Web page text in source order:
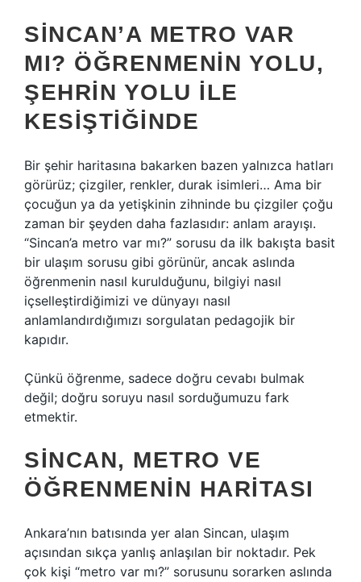
SINCAN’A METRO VAR
MI? ÖĞRENMENIN YOLU,
ŞEHRIN YOLU ILE
KESIŞTIĞINDE
Bir şehir haritasına bakarken bazen yalnızca hatları
görürüz; çizgiler, renkler, durak isimleri… Ama bir
çocuğun ya da yetişkinin zihninde bu çizgiler çoğu
zaman bir şeyden daha fazlasıdır: anlam arayışı.
“Sincan’a metro var mı?” sorusu da ilk bakışta basit
bir ulaşım sorusu gibi görünür, ancak aslında
öğrenmenin nasıl kurulduğunu, bilgiyi nasıl
içselleştirdiğimizi ve dünyayı nasıl
anlamlandırdığımızı sorgulatan pedagojik bir
kapıdır.
Çünkü öğrenme, sadece doğru cevabı bulmak
değil; doğru soruyu nasıl sorduğumuzu fark
etmektir.
SINCAN, METRO VE
ÖĞRENMENIN HARITASI
Ankara’nın batısında yer alan Sincan, ulaşım
açısından sıkça yanlış anlaşılan bir noktadır. Pek
çok kişi “metro var mı?” sorusunu sorarken aslında